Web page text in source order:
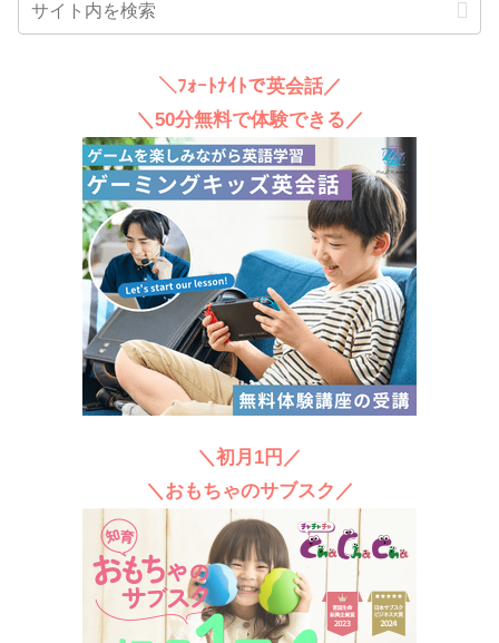
＼ﾌｫｰﾄﾅｲﾄで英会話／
＼50分無料で体験できる／
＼初月1円／
＼おもちゃのサブスク／